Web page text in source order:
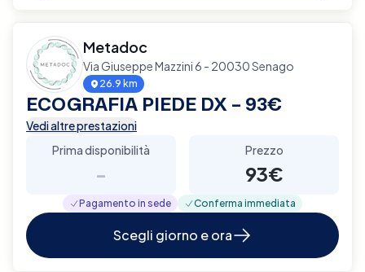
Metadoc
Via Giuseppe Mazzini 6 - 20030 Senago
26.9 km
ECOGRAFIA PIEDE DX – 93€
Vedi altre prestazioni
Prima disponibilità
-
Prezzo
93€
Pagamento in sede Conferma immediata
Scegli giorno e ora